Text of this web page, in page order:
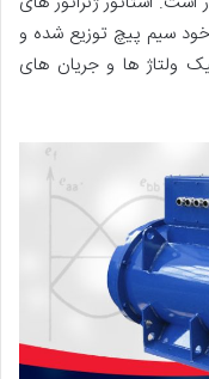
سیم پیچ توزیع شده و
ولتاژ ها و جریان های